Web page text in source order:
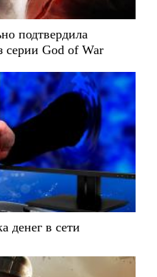
подтвердила
серии God of War
денег в сети